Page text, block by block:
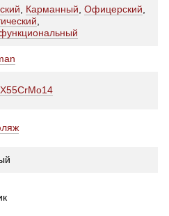
, Карманный, Офицерский,
,